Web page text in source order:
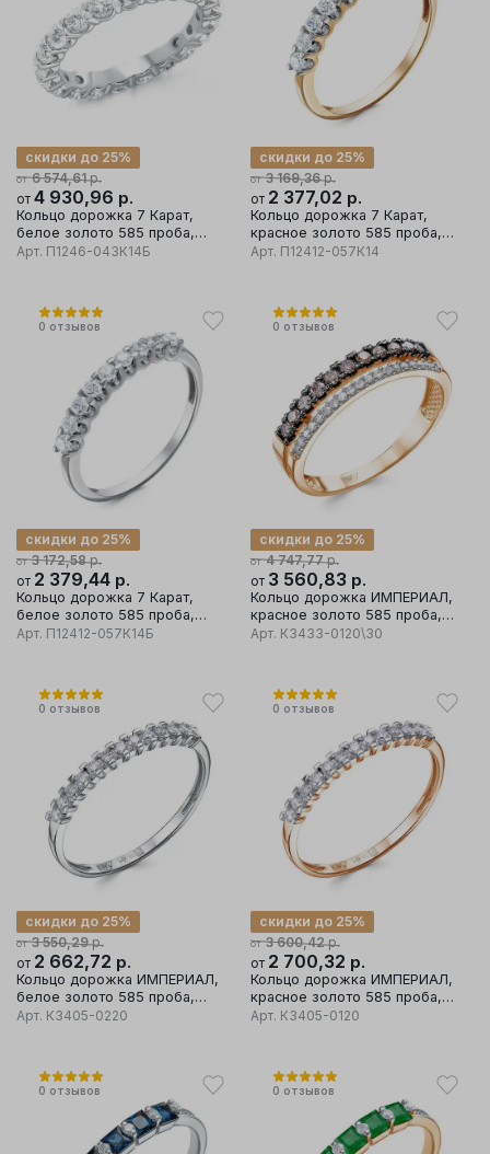
от 6 574,61р.
скидки до 25%
от 4 930,96 р.
Кольцо дорожка 7 Карат,
белое золото 585 проба,
вставка бриллиант
Арт. П1246-043К14Б
от 3 169,36р.
скидки до 25%
от 2 377,02 р.
Кольцо дорожка 7 Карат,
красное золото 585 проба,
вставка бриллиант
Арт. П12412-057К14
0 отзывов
от 3 172,58р.
скидки до 25%
от 2 379,44 р.
Кольцо дорожка 7 Карат,
белое золото 585 проба,
вставка бриллиант
Арт. П12412-057К14Б
0 отзывов
от 4 747,77р.
скидки до 25%
от 3 560,83 р.
Кольцо дорожка ИМПЕРИАЛ,
красное золото 585 проба,
вставка бриллиант
Арт. К3433-0120\30
0 отзывов
от 3 550,29р.
скидки до 25%
от 2 662,72 р.
Кольцо дорожка ИМПЕРИАЛ,
белое золото 585 проба,
вставка бриллиант
Арт. К3405-0220
0 отзывов
от 3 600,42р.
скидки до 25%
от 2 700,32 р.
Кольцо дорожка ИМПЕРИАЛ,
красное золото 585 проба,
вставка бриллиант
Арт. К3405-0120
0 отзывов 0 отзывов